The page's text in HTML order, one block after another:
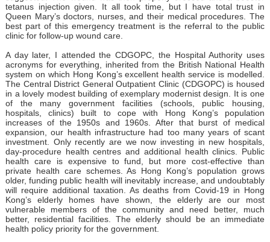
tetanus injection given. It all took time, but I have total trust in
Queen Mary’s doctors, nurses, and their medical procedures. The
best part of this emergency treatment is the referral to the public
clinic for follow-up wound care.
A day later, I attended the CDGOPC, the Hospital Authority uses
acronyms for everything, inherited from the British National Health
system on which Hong Kong’s excellent health service is modelled.
The Central District General Outpatient Clinic (CDGOPC) is housed
in a lovely modest building of exemplary modernist design. It is one
of the many government facilities (schools, public housing,
hospitals, clinics) built to cope with Hong Kong’s population
increases of the 1950s and 1960s. After that burst of medical
expansion, our health infrastructure had too many years of scant
investment. Only recently are we now investing in new hospitals,
day-procedure health centres and additional health clinics. Public
health care is expensive to fund, but more cost-effective than
private health care schemes. As Hong Kong’s population grows
older, funding public health will inevitably increase, and undoubtably
will require additional taxation. As deaths from Covid-19 in Hong
Kong’s elderly homes have shown, the elderly are our most
vulnerable members of the community and need better, much
better, residential facilities. The elderly should be an immediate
health policy priority for the government.